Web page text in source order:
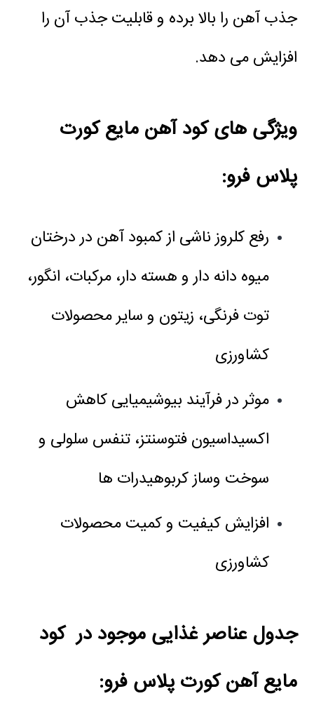
جذب آهن را بالا برده و قابلیت جذب آن را
افزایش می دهد.
ویژگی های کود آهن مایع کورت
پلاس فرو:
رفع کلروز ناشی از کمبود آهن در درختان
میوه دانه دار و هسته دار، مرکبات، انگور،
توت فرنگی، زیتون و سایر محصولات
کشاورزی
موثر در فرآیند بیوشیمیایی کاهش
اکسیداسیون فتوسنتز، تنفس سلولی و
سوخت وساز کربوهیدرات ها
افزایش کیفیت و کمیت محصولات
کشاورزی
جدول عناصر غذایی موجود درکود
مایع آهن کورت پلاس فرو: